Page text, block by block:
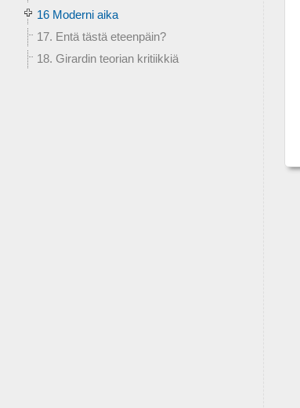
16 Moderni aika
17. Entä tästä eteenpäin?
18. Girardin teorian kritiikkiä